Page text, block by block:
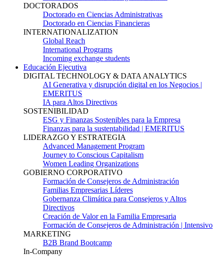
DOCTORADOS
Doctorado en Ciencias Administrativas
Doctorado en Ciencias Financieras
INTERNATIONALIZATION
Global Reach
International Programs
Incoming exchange students
Educación Ejecutiva
DIGITAL TECHNOLOGY & DATA ANALYTICS
AI Generativa y disrupción digital en los Negocios |
EMERITUS
IA para Altos Directivos
SOSTENIBILIDAD
ESG y Finanzas Sostenibles para la Empresa
Finanzas para la sustentabilidad | EMERITUS
LIDERAZGO Y ESTRATEGIA
Advanced Management Program
Journey to Conscious Capitalism
Women Leading Organizations
GOBIERNO CORPORATIVO
Formación de Consejeros de Administración
Familias Empresarias Líderes
Gobernanza Climática para Consejeros y Altos
Directivos
Creación de Valor en la Familia Empresaria
Formación de Consejeros de Administración | Intensivo
MARKETING
B2B Brand Bootcamp
In-Company